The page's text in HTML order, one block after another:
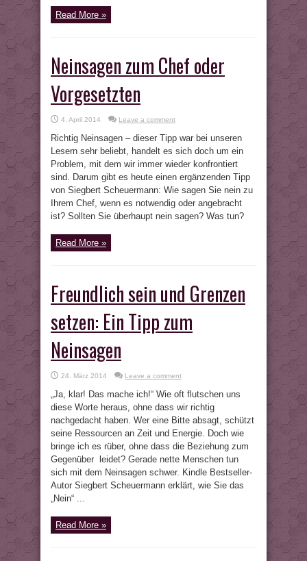
Read More »
Neinsagen zum Chef oder
Vorgesetzten
4. April 2014 Leave a comment
Richtig Neinsagen – dieser Tipp war bei unseren
Lesern sehr beliebt, handelt es sich doch um ein
Problem, mit dem wir immer wieder konfrontiert
sind. Darum gibt es heute einen ergänzenden Tipp
von Siegbert Scheuermann: Wie sagen Sie nein zu
Ihrem Chef, wenn es notwendig oder angebracht
ist? Sollten Sie überhaupt nein sagen? Was tun?
Read More »
Freundlich sein und Grenzen
setzen: Ein Tipp zum
Neinsagen
24. März 2014 Leave a comment
„Ja, klar! Das mache ich!“ Wie oft flutschen uns
diese Worte heraus, ohne dass wir richtig
nachgedacht haben. Wer eine Bitte absagt, schützt
seine Ressourcen an Zeit und Energie. Doch wie
bringe ich es rüber, ohne dass die Beziehung zum
Gegenüber leidet? Gerade nette Menschen tun
sich mit dem Neinsagen schwer. Kindle Bestseller-
Autor Siegbert Scheuermann erklärt, wie Sie das
„Nein“ ...
Read More »